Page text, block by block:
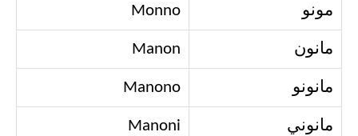
مونو Monno
مانون Manon
مانونو Manono
مانوني Manoni